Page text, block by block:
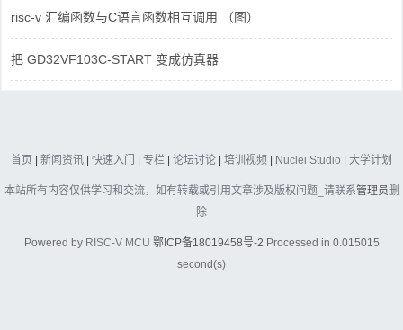
risc-v 汇编函数与C语言函数相互调用 （图）
把 GD32VF103C-START 变成仿真器
首页 | 新闻资讯 | 快速入门 | 专栏 | 论坛讨论 | 培训视频 | Nuclei Studio | 大学计划
本站所有内容仅供学习和交流，如有转载或引用文章涉及版权问题_请联系管理员删
除
Powered by RISC-V MCU 鄂ICP备18019458号-2 Processed in 0.015015
second(s)